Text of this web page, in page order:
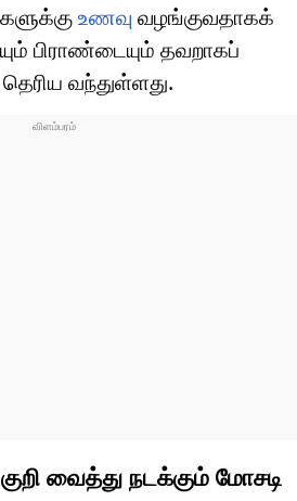
உணவு வழங்குவதாகக்
பிராண்டையும் தவறாகப்
வந்துள்ளது.
வைத்து நடக்கும் மோசடி